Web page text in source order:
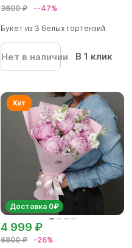
3600 ₽ --47%
Букет из 3 белых гортензий
Нет в наличии В 1 клик
Доставка 0₽
6800 ₽ -26%
4 999 ₽